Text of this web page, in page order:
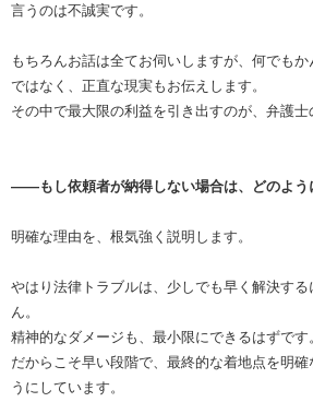
言うのは不誠実です。
もちろんお話は全てお伺いしますが、何でも
ではなく、正直な現実もお伝えします。
その中で最大限の利益を引き出すのが、弁護士
――もし依頼者が納得しない場合は、どのよう
明確な理由を、根気強く説明します。
やはり法律トラブルは、少しでも早く解決す
ん。
精神的なダメージも、最小限にできるはずです
だからこそ早い段階で、最終的な着地点を明確
うにしています。